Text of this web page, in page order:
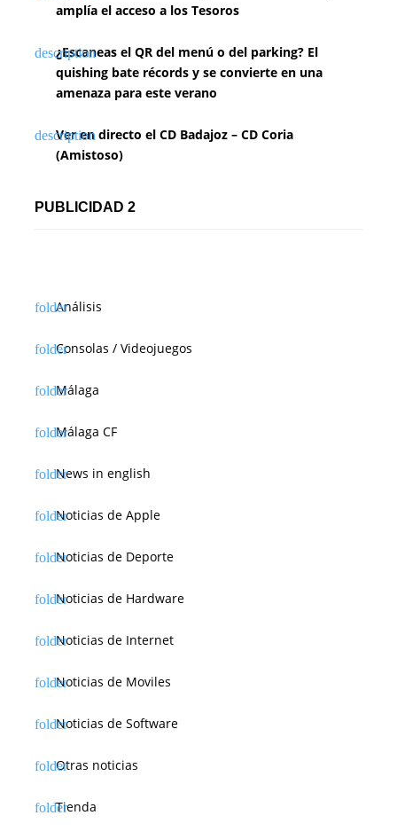
amplía el acceso a los Tesoros
¿Escaneas el QR del menú o del parking? El
quishing bate récords y se convierte en una
amenaza para este verano
Ver en directo el CD Badajoz – CD Coria
(Amistoso)
PUBLICIDAD 2
Análisis
Consolas / Videojuegos
Málaga
Málaga CF
News in english
Noticias de Apple
Noticias de Deporte
Noticias de Hardware
Noticias de Internet
Noticias de Moviles
Noticias de Software
Otras noticias
Tienda